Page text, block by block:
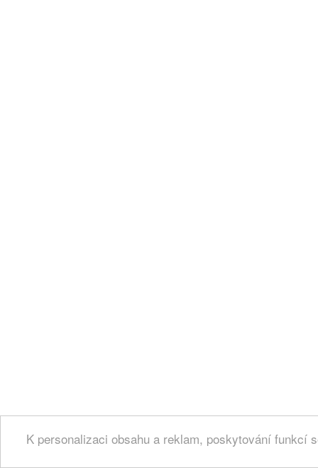
K personalizaci obsahu a reklam, poskytování